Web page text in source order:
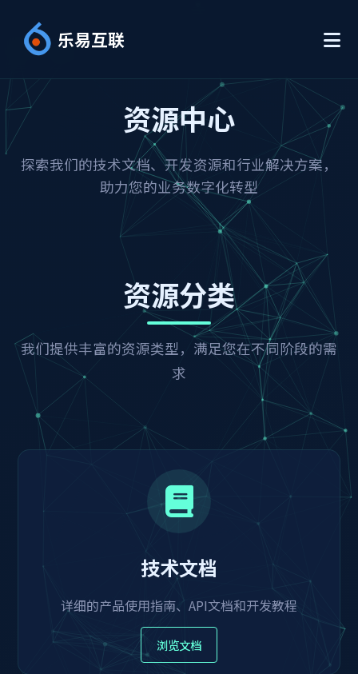
乐易互联
资源中心
探索我们的技术文档、开发资源和行业解决方案，
助力您的业务数字化转型
资源分类
我们提供丰富的资源类型，满足您在不同阶段的需
求
技术文档
详细的产品使用指南、API文档和开发教程
浏览文档